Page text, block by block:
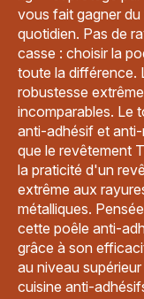
vous fait gagner du
quotidien. Pas de
casse : choisir la
toute la différence.
robustesse
incomparables. Le
anti-adhésif et
que le revêtement
la praticité d'un
extrême aux
métalliques.
cette poêle anti-
grâce à son
au niveau
cuisine anti-